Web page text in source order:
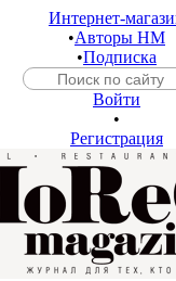
Интернет-
•Авторы HM
•Подписка
Войти
•
Регистрация